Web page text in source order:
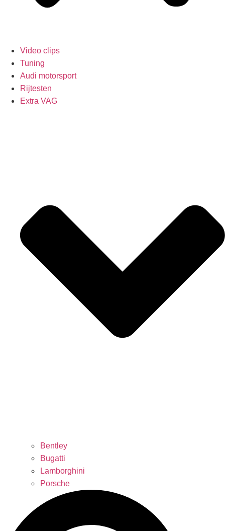
Video clips
Tuning
Audi motorsport
Rijtesten
Extra VAG
Bentley
Bugatti
Lamborghini
Porsche